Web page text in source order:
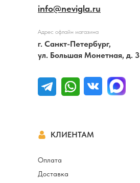
КЛИЕНТАМ
Оплата
Доставка
info@nevigla.ru
Адрес офлайн магазина
г. Санкт-Петербург,
ул. Большая Монетная, д. 3